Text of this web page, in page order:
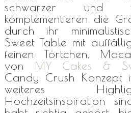
schwarzer und
komplementieren die
durch ihr
Sweet Table mit
feinen Törtchen,
von MY Cakes &
Candy Crush Konzept
weiteres
Hochzeitsinspiration